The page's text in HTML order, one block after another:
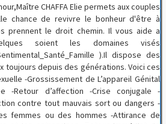
CHAFFA Elie permets aux couples
chance de revivre le bonheur d'être à
prennent le droit chemin. Il vous aide a
soient les domaines visés
).Il dispose des
toujours depuis des générations. Voici ces
-Grossissement de L’appareil Génital
-Retour d’affection -Crise conjugale -
contre tout mauvais sort ou dangers -
femmes ou des hommes -Attirance de